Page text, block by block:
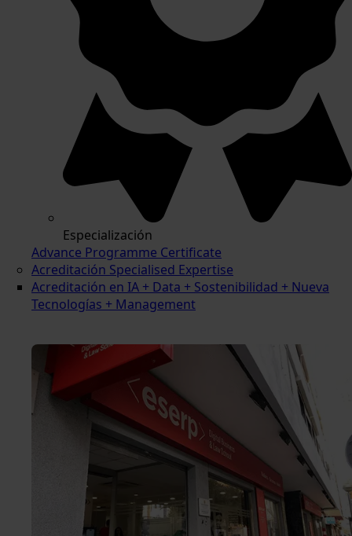
Especialización
Advance Programme Certificate
Acreditación Specialised Expertise
Acreditación en IA + Data + Sostenibilidad + Nueva
Tecnologías + Management